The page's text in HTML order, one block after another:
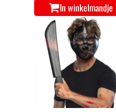
In winkelmandje